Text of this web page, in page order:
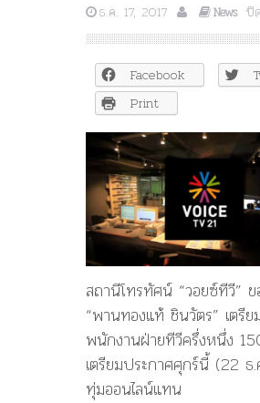
ธ.ค. 17, 2017 News ปิ
Facebook
Print
สถานีโทรทัศน์ “วอยซ์ทีวี” ข
“พานทองแท้ ชินวัตร” เตรีย
พนักงานฝ่ายทีวีครึ่งหนึ่ง
เตรียมประกาศศุกร์นี้ (22 ธ
ทุ่มออนไลน์แทน